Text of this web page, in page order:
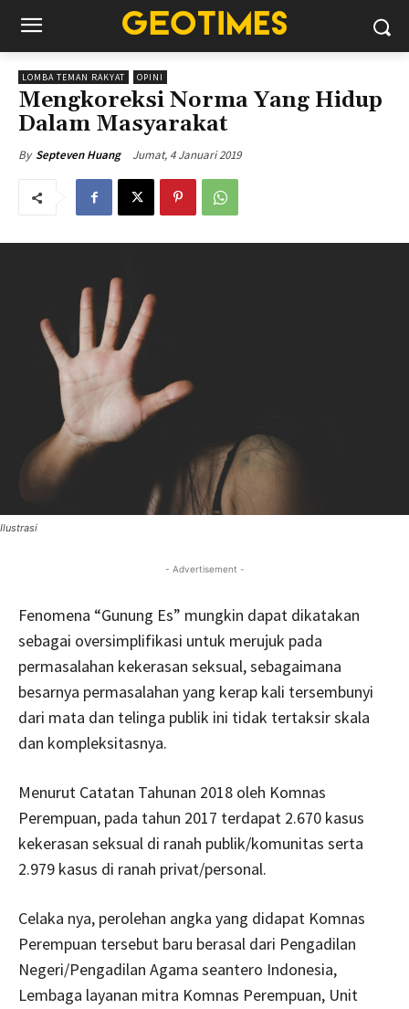
LOMBA TEMAN RAKYAT OPINI
Mengkoreksi Norma Yang Hidup
Dalam Masyarakat
By Septeven Huang Jumat, 4 Januari 2019
Ilustrasi
- Advertisement -
Fenomena “Gunung Es” mungkin dapat dikatakan
sebagai oversimplifikasi untuk merujuk pada
permasalahan kekerasan seksual, sebagaimana
besarnya permasalahan yang kerap kali tersembunyi
dari mata dan telinga publik ini tidak tertaksir skala
dan kompleksitasnya.
Menurut Catatan Tahunan 2018 oleh Komnas
Perempuan, pada tahun 2017 terdapat 2.670 kasus
kekerasan seksual di ranah publik/komunitas serta
2.979 kasus di ranah privat/personal.
Celaka nya, perolehan angka yang didapat Komnas
Perempuan tersebut baru berasal dari Pengadilan
Negeri/Pengadilan Agama seantero Indonesia,
Lembaga layanan mitra Komnas Perempuan, Unit